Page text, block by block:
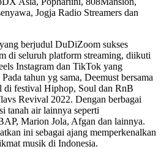
Jogja Radio Streamers dan
berjudul DuDiZoom sukses
di seluruh platform streaming, diikuti
Instagram dan TikTok yang
tahun yg sama, Deemust bersama
di festival Hiphop, Soul dan RnB
Revival 2022. Dengan berbagai
tanah air lainnya seperti
Marion Jola, Afgan dan lainnya.
ini sebagai ajang memperkenalkan
musik di Indonesia.